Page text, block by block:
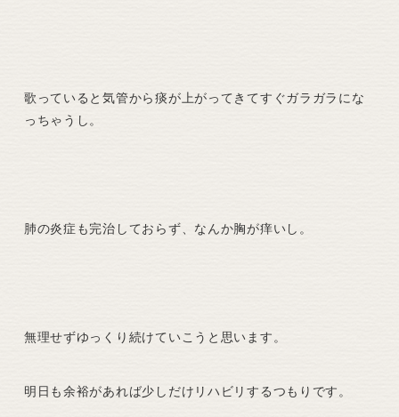
歌っていると気管から痰が上がってきてすぐガラガラにな
っちゃうし。
肺の炎症も完治しておらず、なんか胸が痒いし。
無理せずゆっくり続けていこうと思います。
明日も余裕があれば少しだけリハビリするつもりです。